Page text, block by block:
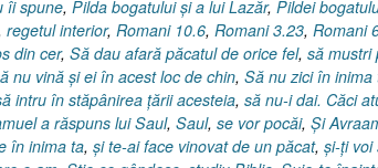
îi spune, Pilda bogatului şi a lui Lazăr, Pildei
regetul interior, Romani 10.6, Romani 3.23, Romani
din cer, Să dau afară păcatul de orice fel, să mustri
nu vină şi ei în acest loc de chin, Să nu zici în inima
intru în stăpânirea ţării acesteia, să nu-i dai. Căci
a răspuns lui Saul, Saul, se vor pocăi, Şi
în inima ta, şi te-ai face vinovat de un păcat, şi-ţi voi